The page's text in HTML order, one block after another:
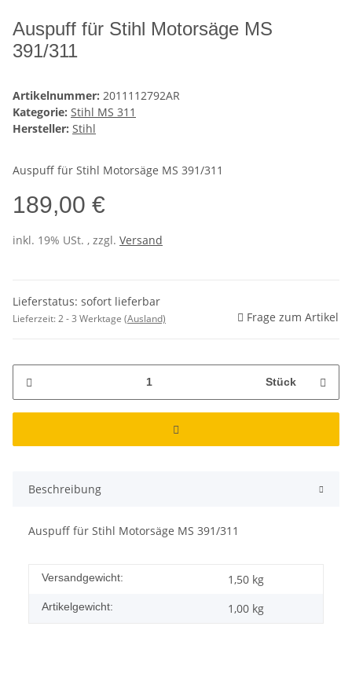
Auspuff für Stihl Motorsäge MS
391/311
Artikelnummer: 2011112792AR
Kategorie: Stihl MS 311
Hersteller: Stihl
Auspuff für Stihl Motorsäge MS 391/311
189,00 €
inkl. 19% USt. , zzgl. Versand
Lieferstatus: sofort lieferbar
Lieferzeit:2 - 3 Werktage (Ausland) Frage zum Artikel
Stück
Beschreibung
Auspuff für Stihl Motorsäge MS 391/311
Versandgewicht: 1,50 kg
Artikelgewicht: 1,00 kg